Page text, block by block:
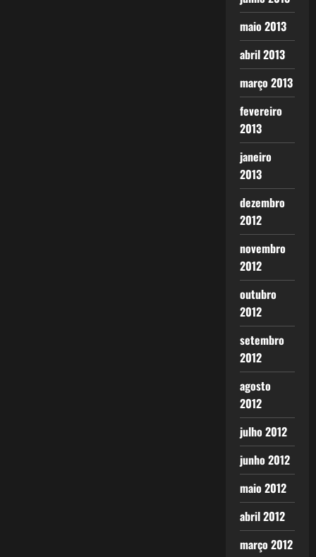
maio 2013
abril 2013
março 2013
fevereiro
2013
janeiro
2013
dezembro
2012
novembro
2012
outubro
2012
setembro
2012
agosto
2012
julho 2012
junho 2012
maio 2012
abril 2012
março 2012